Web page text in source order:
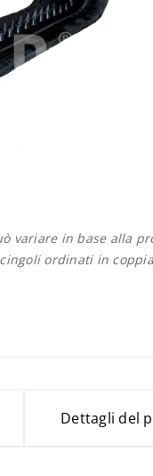
variare in base alla
ordinati in
Dettagli del